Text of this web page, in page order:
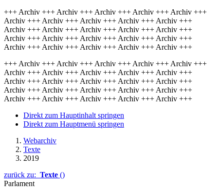
+++ Archiv +++ Archiv +++ Archiv +++ Archiv +++ Archiv +++
Archiv +++ Archiv +++ Archiv +++ Archiv +++ Archiv +++
Archiv +++ Archiv +++ Archiv +++ Archiv +++ Archiv +++
Archiv +++ Archiv +++ Archiv +++ Archiv +++ Archiv +++
Archiv +++ Archiv +++ Archiv +++ Archiv +++ Archiv +++
+++ Archiv +++ Archiv +++ Archiv +++ Archiv +++ Archiv +++
Archiv +++ Archiv +++ Archiv +++ Archiv +++ Archiv +++
Archiv +++ Archiv +++ Archiv +++ Archiv +++ Archiv +++
Archiv +++ Archiv +++ Archiv +++ Archiv +++ Archiv +++
Archiv +++ Archiv +++ Archiv +++ Archiv +++ Archiv +++
Direkt zum Hauptinhalt springen
Direkt zum Hauptmenü springen
Webarchiv
Texte
2019
zurück zu: Texte ()
Parlament